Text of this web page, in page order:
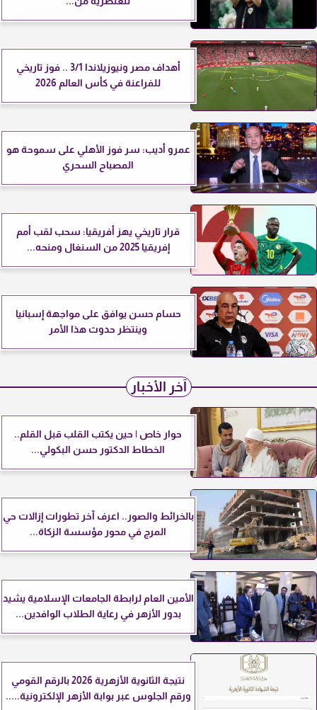
أهداف مصر ونيوزيلاندا 3/1 .. فوز تاريخي
للفراعنة في كأس العالم 2026
عمرو أديب: سر فوز الأهلي على سموحة هو
المصباح السحري
قرار تاريخي يهز أفريقيا: سحب لقب أمم
إفريقيا 2025 من السنغال ومنحه...
حسام حسن يوافق على مواجهة إسبانيا
وينتظر حدوث هذا الأمر
آخر الأخبار
حوار خاص | حين يكتب القلب قبل القلم..
الخطاط الدكتور حسن البكولي...
بالخرائط والصور.. اعرف آخر تطورات إزالات حي
المرج في محور مؤسسة الزكاة...
الأمين العام لرابطة الجامعات الإسلامية يشيد
بدور الأزهر في رعاية الطلاب الوافدين...
نتيجة الثانوية الأزهرية 2026 بالرقم القومي
ورقم الجلوس عبر بوابة الأزهر الإلكترونية.....